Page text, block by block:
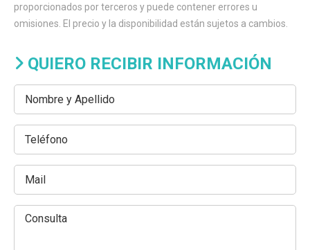
proporcionados por terceros y puede contener errores u
omisiones. El precio y la disponibilidad están sujetos a cambios.
QUIERO RECIBIR INFORMACIÓN